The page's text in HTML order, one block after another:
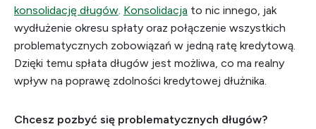
konsolidację długów. Konsolidacja to nic innego, jak
wydłużenie okresu spłaty oraz połączenie wszystkich
problematycznych zobowiązań w jedną ratę kredytową.
Dzięki temu spłata długów jest możliwa, co ma realny
wpływ na poprawę zdolności kredytowej dłużnika.
Chcesz pozbyć się problematycznych długów?